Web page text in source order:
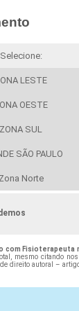
Selecione:
LESTE
OESTE
ZONA SUL
SÃO PAULO
Zona Norte
com Fisioterapeuta
mesmo citando
direito autoral –